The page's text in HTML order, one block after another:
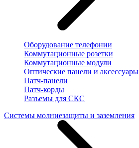
Оборудование телефонии
Коммутационные розетки
Коммутационные модули
Оптические панели и аксессуары
Патч-панели
Патч-корды
Разъемы для СКС
Системы молниезащиты и заземления